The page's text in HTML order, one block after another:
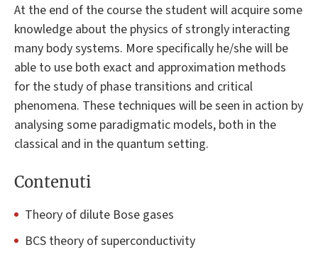
At the end of the course the student will acquire some
knowledge about the physics of strongly interacting
many body systems. More specifically he/she will be
able to use both exact and approximation methods
for the study of phase transitions and critical
phenomena. These techniques will be seen in action by
analysing some paradigmatic models, both in the
classical and in the quantum setting.
Contenuti
Theory of dilute Bose gases
BCS theory of superconductivity